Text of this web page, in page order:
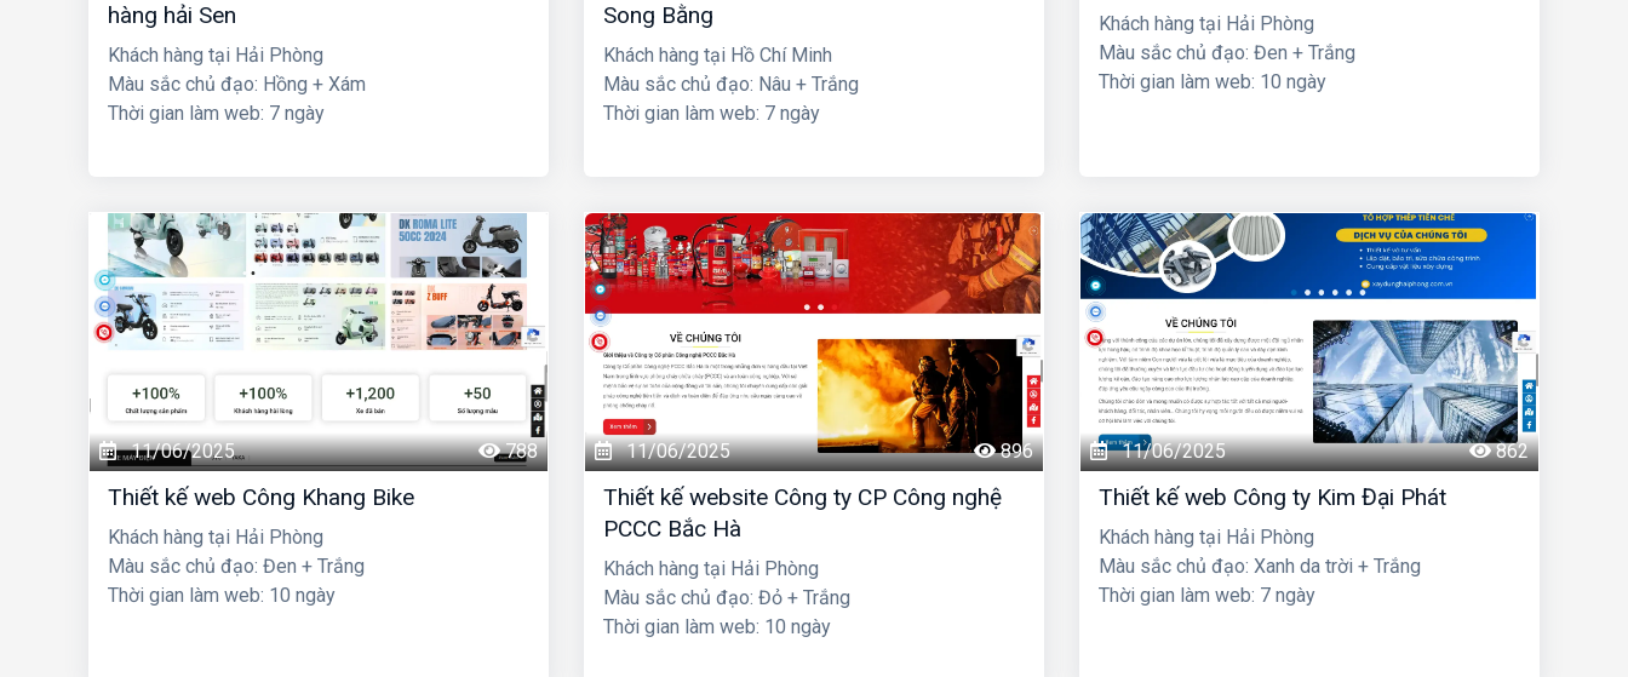
hàng hải Sen
Khách hàng tại Hải Phòng
Màu sắc chủ đạo: Hồng + Xám
Thời gian làm web: 7 ngày
Song Bằng
Khách hàng tại Hồ Chí Minh
Màu sắc chủ đạo: Nâu + Trắng
Thời gian làm web: 7 ngày
Khách hàng tại Hải Phòng
Màu sắc chủ đạo: Đen + Trắng
Thời gian làm web: 10 ngày
11/06/2025 788
Thiết kế web Công Khang Bike
Khách hàng tại Hải Phòng
Màu sắc chủ đạo: Đen + Trắng
Thời gian làm web: 10 ngày
11/06/2025 896
Thiết kế website Công ty CP Công nghệ
PCCC Bắc Hà
Khách hàng tại Hải Phòng
Màu sắc chủ đạo: Đỏ + Trắng
Thời gian làm web: 10 ngày
11/06/2025 862
Thiết kế web Công ty Kim Đại Phát
Khách hàng tại Hải Phòng
Màu sắc chủ đạo: Xanh da trời + Trắng
Thời gian làm web: 7 ngày